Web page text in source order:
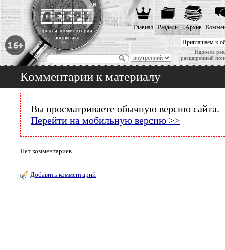
Приглашаем к
Надоела
расширенный
Главная Разделы Архив
Комментарии к материалу
Вы просматриваете обычную версию сайта.
Перейти на мобильную версию >>
Нет комментариев
Добавить комментарий